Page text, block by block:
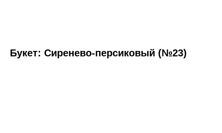
Букет: Сиренево-персиковый (№23)